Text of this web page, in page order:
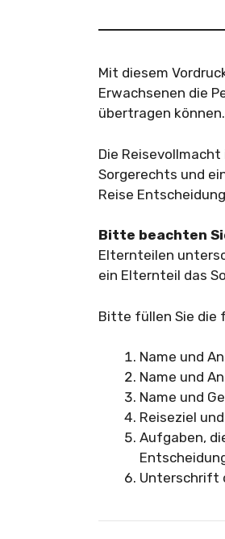
Mit diesem
Erwachsenen die
übertragen können.
Die
Sorgerechts und
Reise
Bitte beachten
Elternteilen
ein Elternteil das
Bitte füllen Sie die
Name und
Name und
Name und
Reiseziel
Aufgaben,
Unterschrift